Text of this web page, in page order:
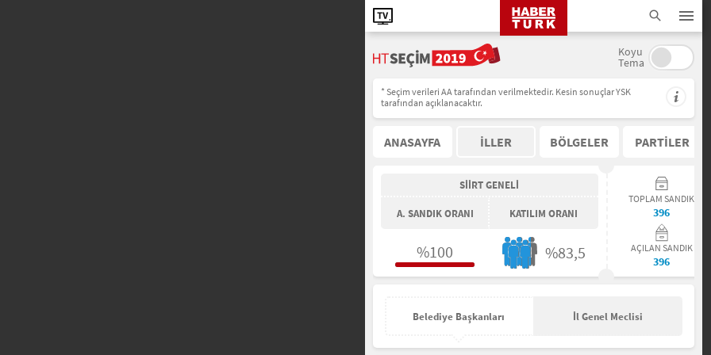
Koyu
Tema
* Seçim verileri AA tarafından verilmektedir. Kesin sonuçlar YSK
tarafından açıklanacaktır.
ANASAYFA İLLER BÖLGELER PARTİLER
SİİRT GENELİ
A. SANDIK ORANI KATILIM ORANI
%100 %83,5
TOPLAM SANDIK
396
AÇILAN SANDIK
396
Belediye Başkanları İl Genel Meclisi